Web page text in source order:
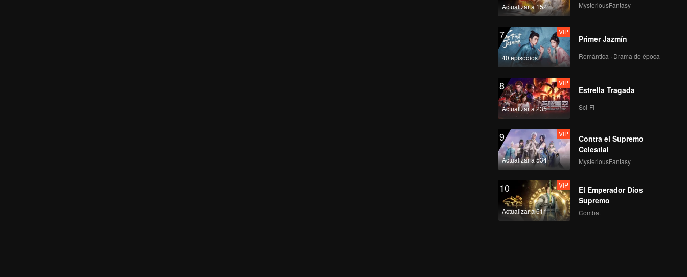
Actualizar a 152 MysteriousFantasy
7
40 episodios
VIP
Primer Jazmín
Romántica · Drama de época
8
Actualizar a 235
VIP
Estrella Tragada
Sci-Fi
9
Actualizar a 534
VIP
Contra el Supremo
Celestial
MysteriousFantasy
10
Actualizar a 611
VIP
El Emperador Dios
Supremo
Combat